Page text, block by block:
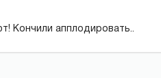
Кончили апплодировать..